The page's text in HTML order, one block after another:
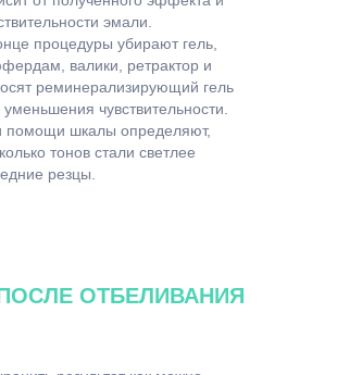
эмали.
процедуры убирают гель,
валики, ретрактор и
реминерализирующий гель
уменьшения чувствительности.
помощи шкалы определяют,
тонов стали светлее
резцы.
загружают в личную
ОТБЕЛИВАНИЯ